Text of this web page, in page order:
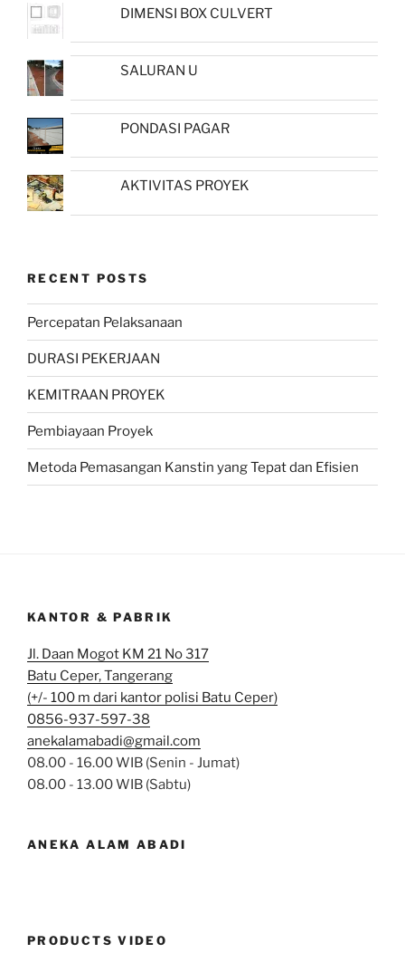
DIMENSI BOX CULVERT
SALURAN U
PONDASI PAGAR
AKTIVITAS PROYEK
RECENT POSTS
Percepatan Pelaksanaan
DURASI PEKERJAAN
KEMITRAAN PROYEK
Pembiayaan Proyek
Metoda Pemasangan Kanstin yang Tepat dan Efisien
KANTOR & PABRIK
Jl. Daan Mogot KM 21 No 317
Batu Ceper, Tangerang
(+/- 100 m dari kantor polisi Batu Ceper)
0856-937-597-38
anekalamabadi@gmail.com
08.00 - 16.00 WIB (Senin - Jumat)
08.00 - 13.00 WIB (Sabtu)
ANEKA ALAM ABADI
PRODUCTS VIDEO